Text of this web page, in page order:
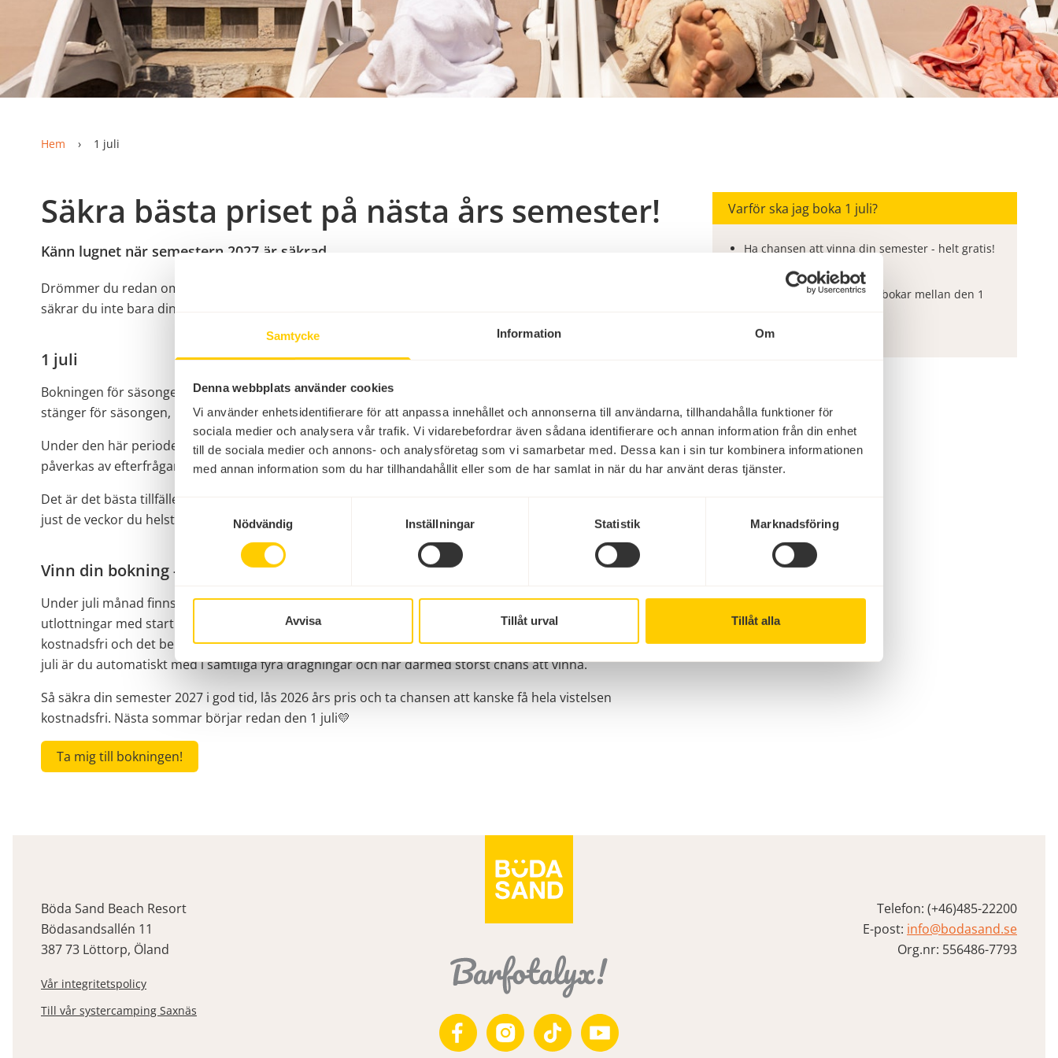
Samtycke Information Om
Denna webbplats använder cookies
Vi använder enhetsidentifierare för att anpassa innehållet och annonserna till användarna, tillhandahålla funktioner för
sociala medier och analysera vår trafik. Vi vidarebefordrar även sådana identifierare och annan information från din enhet
till de sociala medier och annons- och analysföretag som vi samarbetar med. Dessa kan i sin tur kombinera informationen
med annan information som du har tillhandahållit eller som de har samlat in när du har använt deras tjänster.
Samtyckesval
Nödvändig
Inställningar Statistik Marknadsföring
Avvisa Tillåt urval Tillåt alla
Hem 1 juli
Säkra bästa priset på nästa års semester!
Känn lugnet när semestern 2027 är säkrad
Drömmer du redan om nästa sommar på Böda Sand? Då är det dags att boka. Genom att vara ute i god tid
säkrar du inte bara din favoritplats eller favoritstuga – du bokar också till vårt allra bästa pris för 2027.
1 juli
Bokningen för säsongen 2027 öppnar den 1 juli 2026. Från och med då och fram till 6 september, när vi
stänger för säsongen, bokar du till vårt lägsta pris.
Under den här perioden är våra dynamiska priser ännu inte aktiverade. Det betyder att priserna inte
påverkas av efterfrågan – och du bokar dessutom till 2026 års prisnivå, helt utan prishöjning inför 2027.
Det är det bästa tillfället att boka, oavsett om du vill säkra en särskild campingplats, en favoritstuga eller
just de veckor du helst vill semestra.
Vinn din bokning - GRATIS!
Under juli månad finns det dessutom chansen att vinna sin vistelse helt gratis. Vi genomför fyra
utlottningar med start den 13 juli. Vid varje dragning väljer vi slumpmässigt ut en bokning som blir helt
kostnadsfri och det belopp som redan betalats in sätts tillbaka. Det innebär att om du bokar redan den 1
juli är du automatiskt med i samtliga fyra dragningar och har därmed störst chans att vinna.
Så säkra din semester 2027 i god tid, lås 2026 års pris och ta chansen att kanske få hela vistelsen
kostnadsfri. Nästa sommar börjar redan den 1 juli💛
Ta mig till bokningen!
Varför ska jag boka 1 juli?
Ha chansen att vinna din semester - helt gratis!
Samma priser som 2026
Inga prishöjningar om du bokar mellan den 1
Billigast möjliga pris!
Böda Sand Beach Resort
Bödasandsallén 11
387 73 Löttorp, Öland
Vår integritetspolicy
Till vår systercamping Saxnäs
Telefon: (+46)485-22200
E-post: info@bodasand.se
Org.nr: 556486-7793